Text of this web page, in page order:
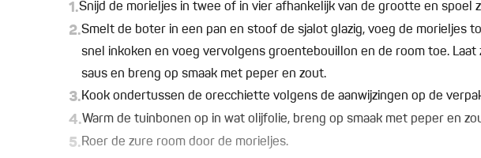
1.Snijd de morieljes in twee of in vier afhankelijk van de grootte en spoel
2.Smelt de boter in een pan en stoof de sjalot glazig, voeg de morieljes
snel inkoken en voeg vervolgens groentebouillon en de room toe.
saus en breng op smaak met peper en zout.
3.Kook ondertussen de orecchiette volgens de aanwijzingen op de
4.Warm de tuinbonen op in wat olijfolie, breng op smaak met peper en
5.Roer de zure room door de morieljes.